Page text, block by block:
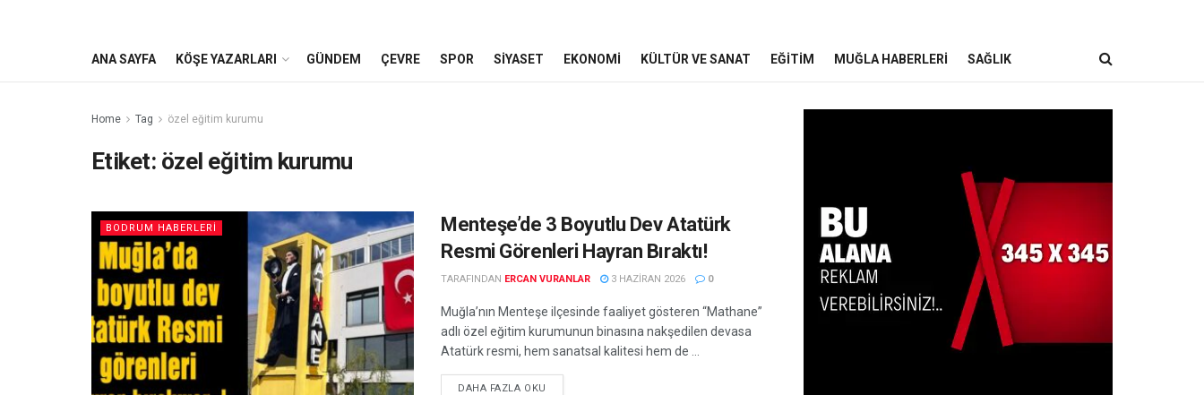
ANA SAYFA KÖŞE YAZARLARI GÜNDEM ÇEVRE SPOR SIYASET EKONOMI KÜLTÜR VE SANAT EĞITIM MUĞLA HABERLERI SAĞLIK
Home Tag özel eğitim kurumu
Etiket: özel eğitim kurumu
BODRUM HABERLERI
Menteşe’de 3 Boyutlu Dev Atatürk
Resmi Görenleri Hayran Bıraktı!
TARAFINDAN ERCAN VURANLAR 3 HAZIRAN 2026 0
Muğla’nın Menteşe ilçesinde faaliyet gösteren “Mathane”
adlı özel eğitim kurumunun binasına nakşedilen devasa
Atatürk resmi, hem sanatsal kalitesi hem de ...
DAHA FAZLA OKU